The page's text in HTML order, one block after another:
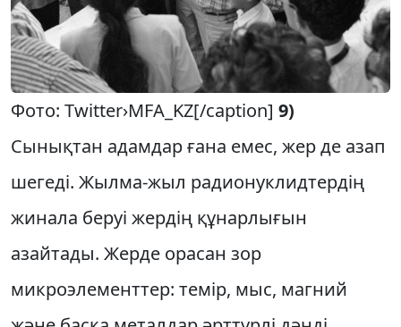
Фото: Twitter›MFA_KZ[/caption] 9)
Сынықтан адамдар ғана емес, жер де азап
шегеді. Жылма-жыл радионуклидтердің
жинала беруі жердің құнарлығын
азайтады. Жерде орасан зор
микроэлементтер: темір, мыс, магний